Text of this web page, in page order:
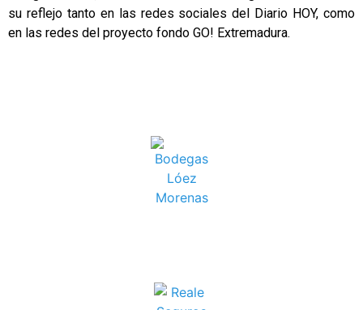
su reflejo tanto en las redes sociales del Diario HOY, como
en las redes del proyecto fondo GO! Extremadura.